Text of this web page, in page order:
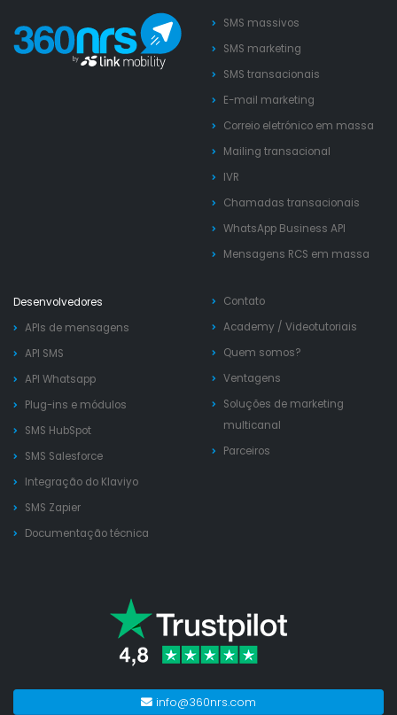
SMS massivos
SMS marketing
SMS transacionais
E-mail marketing
Correio eletrónico em massa
Mailing transacional
IVR
Chamadas transacionais
WhatsApp Business API
Mensagens RCS em massa
Desenvolvedores
APIs de mensagens
API SMS
API Whatsapp
Plug-ins e módulos
SMS HubSpot
SMS Salesforce
Integração do Klaviyo
SMS Zapier
Documentação técnica
Contato
Academy / Videotutoriais
Quem somos?
Ventagens
Soluções de marketing
multicanal
Parceiros
info@360nrs.com